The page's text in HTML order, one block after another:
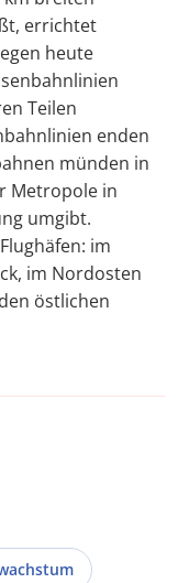
errichtet
heute
Teilen
enden
münden in
Metropole in
umgibt.
im
im Nordosten
östlichen